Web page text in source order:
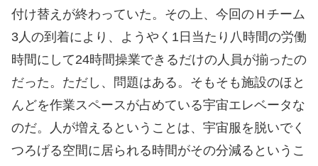
付け替えが終わっていた。その上、今回のＨチーム
3人の到着により、ようやく1日当たり八時間の労働
時間にして24時間操業できるだけの人員が揃ったの
だった。ただし、問題はある。そもそも施設のほと
んどを作業スペースが占めている宇宙エレベータな
のだ。人が増えるということは、宇宙服を脱いでく
つろげる空間に居られる時間がその分減るというこ